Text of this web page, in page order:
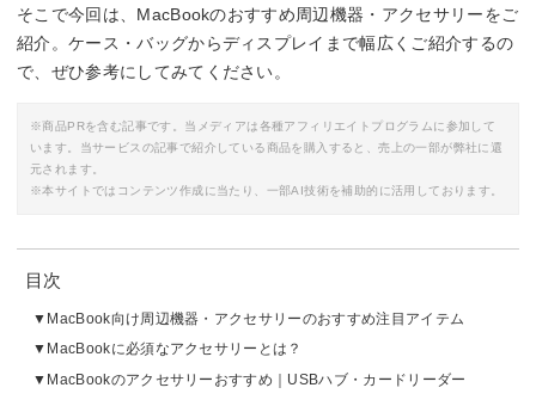
そこで今回は、MacBookのおすすめ周辺機器・アクセサリーをご
紹介。ケース・バッグからディスプレイまで幅広くご紹介するの
で、ぜひ参考にしてみてください。
※商品PRを含む記事です。当メディアは各種アフィリエイトプログラムに参加して
います。当サービスの記事で紹介している商品を購入すると、売上の一部が弊社に還
元されます。
※本サイトではコンテンツ作成に当たり、一部AI技術を補助的に活用しております。
目次
MacBook向け周辺機器・アクセサリーのおすすめ注目アイテム
MacBookに必須なアクセサリーとは？
MacBookのアクセサリーおすすめ｜USBハブ・カードリーダー